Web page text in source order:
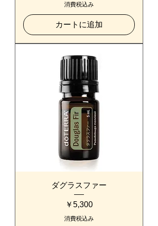
消費税込み
カートに追加
ダグラスファー
価格
￥5,300
消費税込み